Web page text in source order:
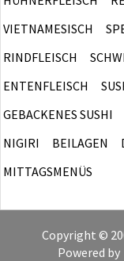
VIETNAMESISCH
RINDFLEISCH
ENTENFLEISCH
GEBACKENES SUSHI
NIGIRI
BEILAGEN
MITTAGSMENÜS
Copyright ©
Powered by